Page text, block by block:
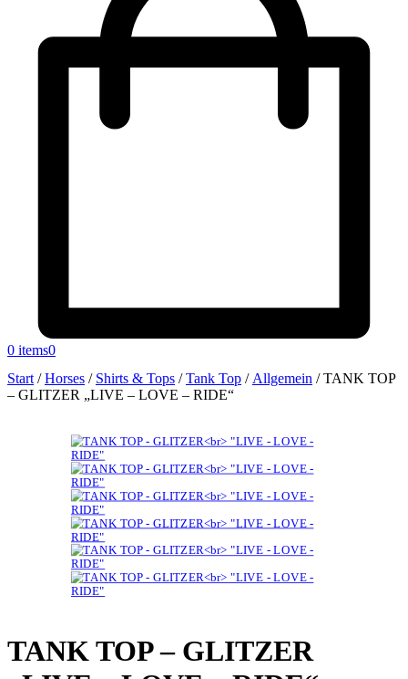
0 items0
Start /Horses / Shirts & Tops /Tank Top / Allgemein /TANK TOP
– GLITZER „LIVE – LOVE – RIDE“
TANK TOP – GLITZER